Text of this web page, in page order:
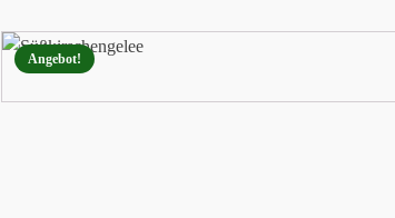
Angebot!